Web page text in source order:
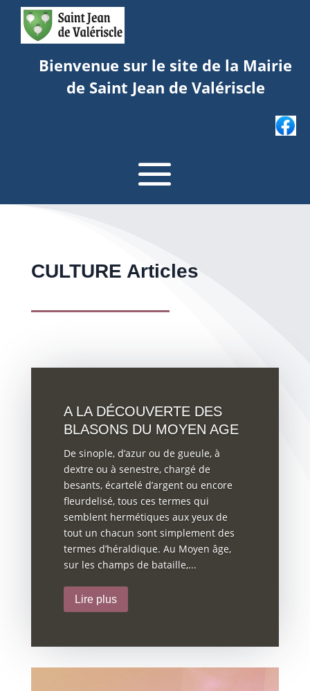
Bienvenue sur le site de la Mairie
de Saint Jean de Valériscle
CULTURE Articles
A LA DÉCOUVERTE DES
BLASONS DU MOYEN AGE
De sinople, d’azur ou de gueule, à
dextre ou à senestre, chargé de
besants, écartelé d’argent ou encore
fleurdelisé, tous ces termes qui
semblent hermétiques aux yeux de
tout un chacun sont simplement des
termes d’héraldique. Au Moyen âge,
sur les champs de bataille,...
Lire plus